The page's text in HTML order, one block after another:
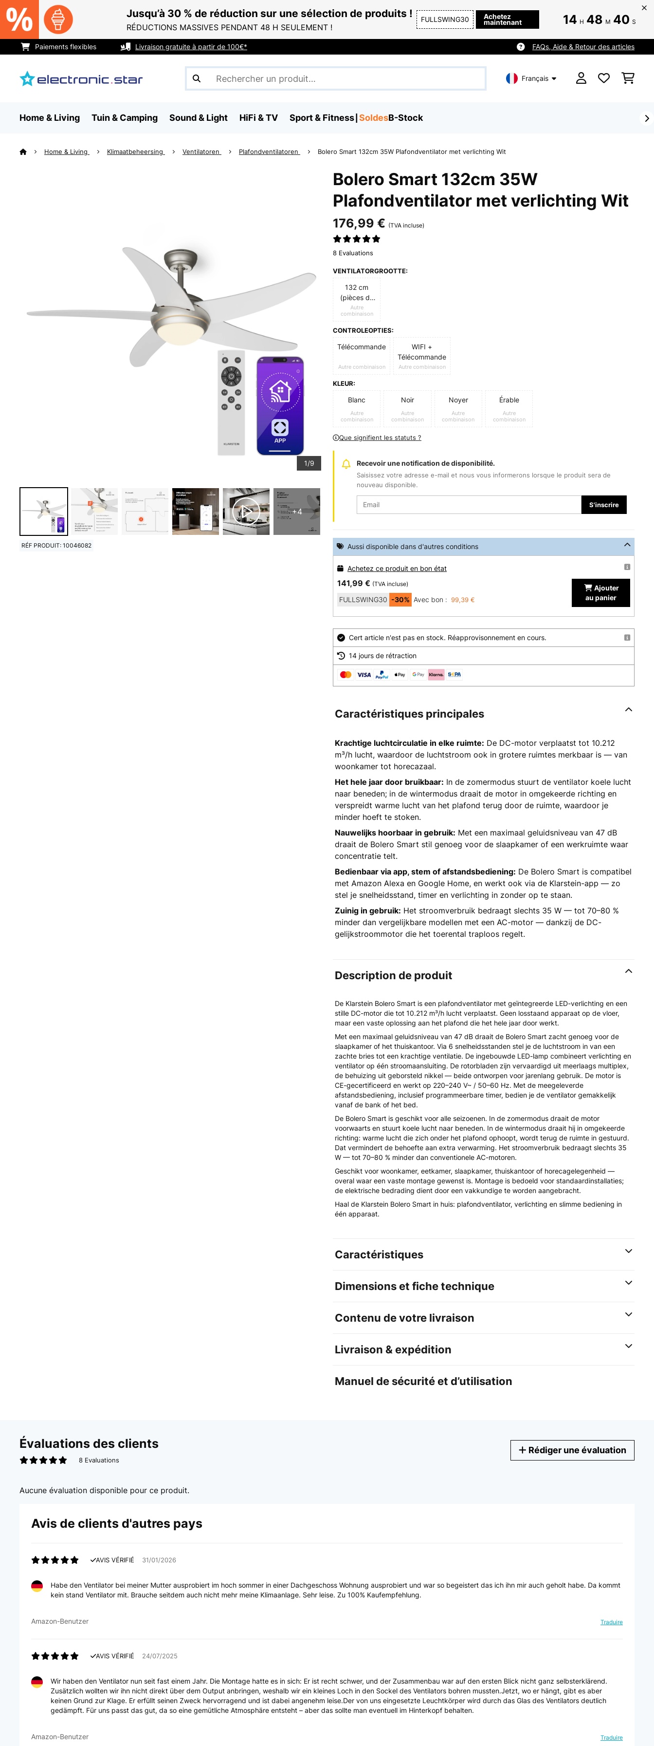
Jusqu’à 30 % de réduction sur une sélection de produits !
RÉDUCTIONS MASSIVES PENDANT 48 H SEULEMENT !
FULLSWING30 Achetez
maintenant 14 H 48 M 38 S
Paiements flexibles Livraison gratuite à partir de 100€* FAQs, Aide & Retour des articles
Français
Home & Living Tuin & Camping Sound & Light HiFi & TV Sport & Fitness SoldesB-Stock
Home & Living Klimaatbeheersing Ventilatoren Plafondventilatoren Bolero Smart 132cm 35W Plafondventilator met verlichting Wit
1/9
+4
RÉF PRODUIT: 10046082
Bolero Smart 132cm 35W
Plafondventilator met verlichting Wit
176,99 € (TVA incluse)
8 Evaluations
VENTILATORGROOTTE:
132 cm
(pièces de
13 à 25 m²)
Autre
combinaison
CONTROLEOPTIES:
Télécommande
Autre combinaison
WIFI +
Télécommande
Autre combinaison
KLEUR:
Blanc
Autre
combinaison
Noir
Autre
combinaison
Noyer
Autre
combinaison
Érable
Autre
combinaison
Que signifient les statuts ?
Recevoir une notification de disponibilité.
Saisissez votre adresse e-mail et nous vous informerons lorsque le produit sera de
nouveau disponible.
S'inscrire
Aussi disponible dans d'autres conditions
Achetez ce produit en bon état
141,99 € (TVA incluse)
FULLSWING30 -30% Avec bon : 99,39 €
Ajouter
au panier
Cert article n'est pas en stock. Réapprovisonnement en cours.
14 jours de rétraction
Caractéristiques principales
Krachtige luchtcirculatie in elke ruimte: De DC-motor verplaatst tot 10.212
m³/h lucht, waardoor de luchtstroom ook in grotere ruimtes merkbaar is — van
woonkamer tot horecazaal.
Het hele jaar door bruikbaar: In de zomermodus stuurt de ventilator koele lucht
naar beneden; in de wintermodus draait de motor in omgekeerde richting en
verspreidt warme lucht van het plafond terug door de ruimte, waardoor je
minder hoeft te stoken.
Nauwelijks hoorbaar in gebruik: Met een maximaal geluidsniveau van 47 dB
draait de Bolero Smart stil genoeg voor de slaapkamer of een werkruimte waar
concentratie telt.
Bedienbaar via app, stem of afstandsbediening: De Bolero Smart is compatibel
met Amazon Alexa en Google Home, en werkt ook via de Klarstein-app — zo
stel je snelheidsstand, timer en verlichting in zonder op te staan.
Zuinig in gebruik: Het stroomverbruik bedraagt slechts 35 W — tot 70–80 %
minder dan vergelijkbare modellen met een AC-motor — dankzij de DC-
gelijkstroommotor die het toerental traploos regelt.
Description de produit
De Klarstein Bolero Smart is een plafondventilator met geïntegreerde LED-verlichting en een
stille DC-motor die tot 10.212 m³/h lucht verplaatst. Geen losstaand apparaat op de vloer,
maar een vaste oplossing aan het plafond die het hele jaar door werkt.
Met een maximaal geluidsniveau van 47 dB draait de Bolero Smart zacht genoeg voor de
slaapkamer of het thuiskantoor. Via 6 snelheidsstanden stel je de luchtstroom in van een
zachte bries tot een krachtige ventilatie. De ingebouwde LED-lamp combineert verlichting en
ventilator op één stroomaansluiting. De rotorbladen zijn vervaardigd uit meerlaags multiplex,
de behuizing uit geborsteld nikkel — beide ontworpen voor jarenlang gebruik. De motor is
CE-gecertificeerd en werkt op 220–240 V~ / 50–60 Hz. Met de meegeleverde
afstandsbediening, inclusief programmeerbare timer, bedien je de ventilator gemakkelijk
vanaf de bank of het bed.
De Bolero Smart is geschikt voor alle seizoenen. In de zomermodus draait de motor
voorwaarts en stuurt koele lucht naar beneden. In de wintermodus draait hij in omgekeerde
richting: warme lucht die zich onder het plafond ophoopt, wordt terug de ruimte in gestuurd.
Dat vermindert de behoefte aan extra verwarming. Het stroomverbruik bedraagt slechts 35
W — tot 70–80 % minder dan conventionele AC-motoren.
Geschikt voor woonkamer, eetkamer, slaapkamer, thuiskantoor of horecagelegenheid —
overal waar een vaste montage gewenst is. Montage is bedoeld voor standaardinstallaties;
de elektrische bedrading dient door een vakkundige te worden aangebracht.
Haal de Klarstein Bolero Smart in huis: plafondventilator, verlichting en slimme bediening in
één apparaat.
Caractéristiques
Dimensions et fiche technique
Contenu de votre livraison
Livraison & expédition
Manuel de sécurité et d’utilisation
Évaluations des clients
8 Evaluations
Rédiger une évaluation
Aucune évaluation disponible pour ce produit.
Avis de clients d'autres pays
AVIS VÉRIFIÉ 31/01/2026
Habe den Ventilator bei meiner Mutter ausprobiert im hoch sommer in einer Dachgeschoss Wohnung ausprobiert und war so begeistert das ich ihn mir auch geholt habe. Da kommt
kein stand Ventilator mit. Brauche seitdem auch nicht mehr meine Klimaanlage. Sehr leise. Zu 100% Kaufempfehlung.
Amazon-Benutzer Traduire
AVIS VÉRIFIÉ 24/07/2025
Wir haben den Ventilator nun seit fast einem Jahr. Die Montage hatte es in sich: Er ist recht schwer, und der Zusammenbau war auf den ersten Blick nicht ganz selbsterklärend.
Zusätzlich wollten wir ihn nicht direkt über dem Output anbringen, weshalb wir ein kleines Loch in den Sockel des Ventilators bohren mussten.Jetzt, wo er hängt, gibt es aber
keinen Grund zur Klage. Er erfüllt seinen Zweck hervorragend und ist dabei angenehm leise.Der von uns eingesetzte Leuchtkörper wird durch das Glas des Ventilators deutlich
gedämpft. Für uns passt das gut, da so eine gemütliche Atmosphäre entsteht – aber das sollte man eventuell im Hinterkopf behalten.
Amazon-Benutzer Traduire